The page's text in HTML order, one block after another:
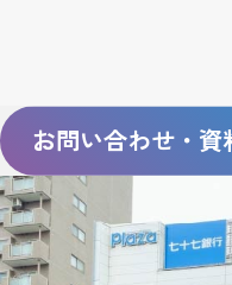
お問い合わせ・資